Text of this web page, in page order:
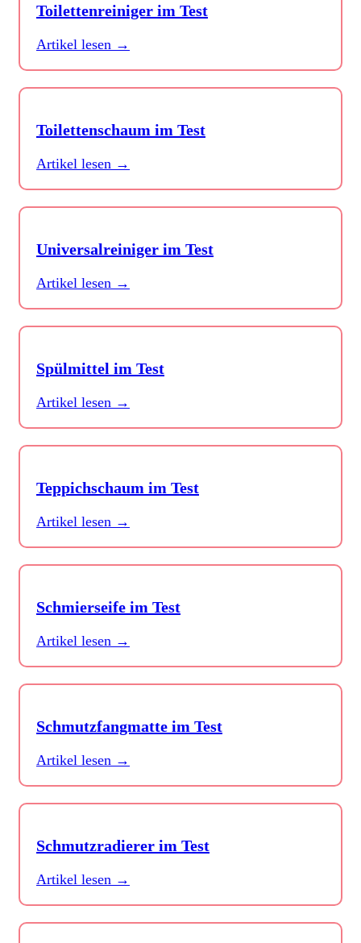
Toilettenreiniger im Test
Artikel lesen →
Toilettenschaum im Test
Artikel lesen →
Universalreiniger im Test
Artikel lesen →
Spülmittel im Test
Artikel lesen →
Teppichschaum im Test
Artikel lesen →
Schmierseife im Test
Artikel lesen →
Schmutzfangmatte im Test
Artikel lesen →
Schmutzradierer im Test
Artikel lesen →